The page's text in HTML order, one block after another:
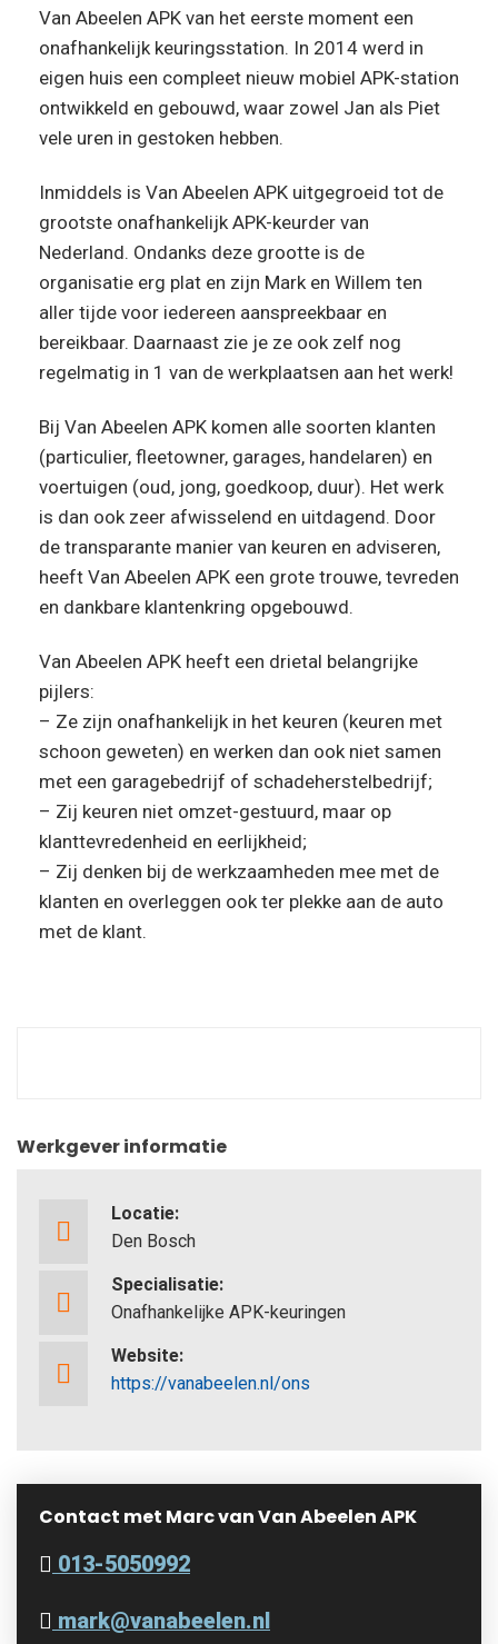
Van Abeelen APK van het eerste moment een
onafhankelijk keuringsstation. In 2014 werd in
eigen huis een compleet nieuw mobiel APK-station
ontwikkeld en gebouwd, waar zowel Jan als Piet
vele uren in gestoken hebben.
Inmiddels is Van Abeelen APK uitgegroeid tot de
grootste onafhankelijk APK-keurder van
Nederland. Ondanks deze grootte is de
organisatie erg plat en zijn Mark en Willem ten
aller tijde voor iedereen aanspreekbaar en
bereikbaar. Daarnaast zie je ze ook zelf nog
regelmatig in 1 van de werkplaatsen aan het werk!
Bij Van Abeelen APK komen alle soorten klanten
(particulier, fleetowner, garages, handelaren) en
voertuigen (oud, jong, goedkoop, duur). Het werk
is dan ook zeer afwisselend en uitdagend. Door
de transparante manier van keuren en adviseren,
heeft Van Abeelen APK een grote trouwe, tevreden
en dankbare klantenkring opgebouwd.
Van Abeelen APK heeft een drietal belangrijke
pijlers:
– Ze zijn onafhankelijk in het keuren (keuren met
schoon geweten) en werken dan ook niet samen
met een garagebedrijf of schadeherstelbedrijf;
– Zij keuren niet omzet-gestuurd, maar op
klanttevredenheid en eerlijkheid;
– Zij denken bij de werkzaamheden mee met de
klanten en overleggen ook ter plekke aan de auto
met de klant.
Werkgever informatie
Locatie:
Den Bosch
Specialisatie:
Onafhankelijke APK-keuringen
Website:
https://vanabeelen.nl/ons
Contact met Marc van Van Abeelen APK
013-5050992
mark@vanabeelen.nl